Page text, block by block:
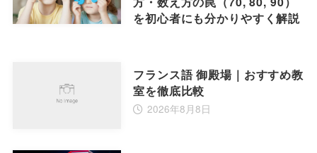
を初心者にも分かりやすく解説
フランス語 御殿場｜おすすめ教
室を徹底比較
2026年8月8日